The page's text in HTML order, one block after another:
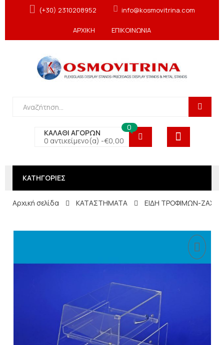
(+30) 2310208952 info@kosmovitrina.com
ΑΡΧΙΚΗ ΕΠΙΚΟΙΝΩΝΙΑ
ΚΑΛΑΘΙ ΑΓΟΡΩΝ
0 αντικείμενο(α) -€0,00
0
ΚΑΤΗΓΟΡΙΕΣ
Αρχική σελίδα ΚΑΤΑΣΤΗΜΑΤΑ ΕΙΔΗ ΤΡΟΦΙΜΩΝ-